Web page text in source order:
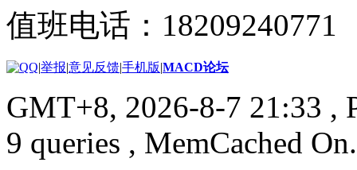
值班电话：
|举报|意见反馈|手机版|MACD论坛
GMT+8, 2026-8-7 21:33 ,
9 queries , MemCached On.